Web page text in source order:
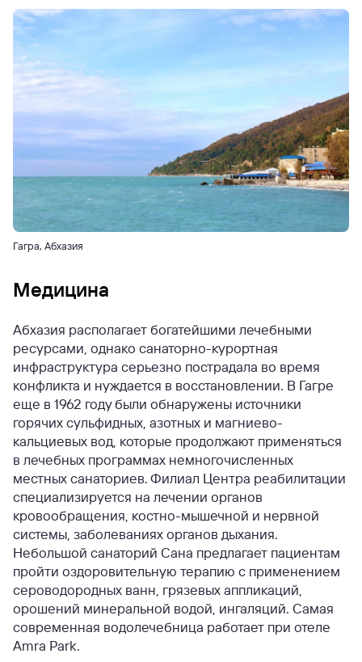
Гагра, Абхазия
Медицина
Абхазия располагает богатейшими лечебными
ресурсами, однако санаторно-курортная
инфраструктура серьезно пострадала во время
конфликта и нуждается в восстановлении. В Гагре
еще в 1962 году были обнаружены источники
горячих сульфидных, азотных и магниево-
кальциевых вод, которые продолжают применяться
в лечебных программах немногочисленных
местных санаториев. Филиал Центра реабилитации
специализируется на лечении органов
кровообращения, костно-мышечной и нервной
системы, заболеваниях органов дыхания.
Небольшой санаторий Сана предлагает пациентам
пройти оздоровительную терапию с применением
сероводородных ванн, грязевых аппликаций,
орошений минеральной водой, ингаляций. Самая
современная водолечебница работает при отеле
Amra Park.